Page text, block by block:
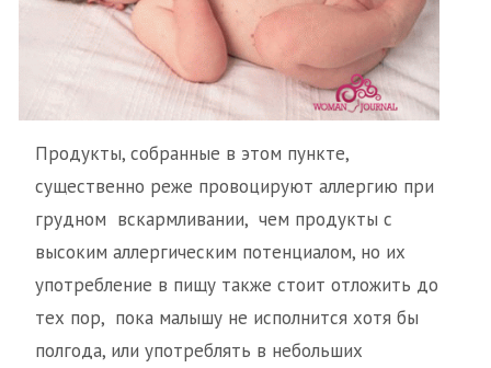
Продукты, собранные в этом пункте,
существенно реже провоцируют аллергию при
грудном вскармливании, чем продукты с
высоким аллергическим потенциалом, но их
употребление в пищу также стоит отложить до
тех пор, пока малышу не исполнится хотя бы
полгода, или употреблять в небольших